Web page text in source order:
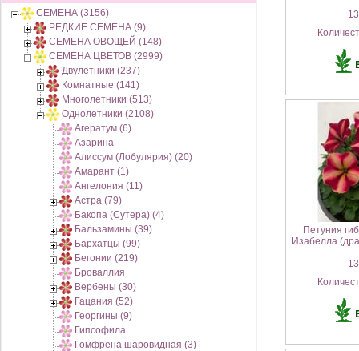
СЕМЕНА (3156)
РЕДКИЕ СЕМЕНА (9)
СЕМЕНА ОВОЩЕЙ (148)
СЕМЕНА ЦВЕТОВ (2999)
Двулетники (237)
Комнатные (141)
Многолетники (513)
Однолетники (2108)
Агератум (6)
Азарина
Алиссум (Лобулярия) (20)
Амарант (1)
Ангелония (11)
Астра (79)
Бакопа (Сутера) (4)
Бальзамины (39)
Бархатцы (99)
Бегонии (219)
Броваллия
Вербены (30)
Гацания (52)
Георгины (9)
Гипсофила
Гомфрена шаровидная (3)
Петуния
Изабелла